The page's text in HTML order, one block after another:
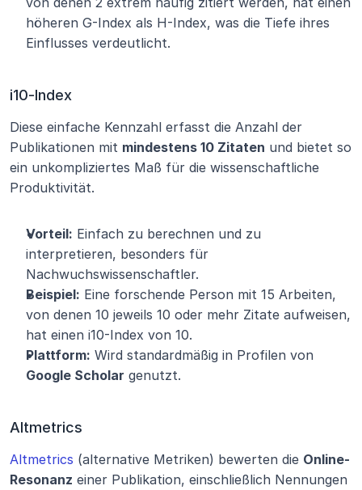
höheren G-Index als H-Index, was die Tiefe ihres
Einflusses verdeutlicht.
i10-Index
Diese einfache Kennzahl erfasst die Anzahl der
Publikationen mit mindestens 10 Zitaten und bietet so
ein unkompliziertes Maß für die wissenschaftliche
Produktivität.
Vorteil: Einfach zu berechnen und zu
interpretieren, besonders für
Nachwuchswissenschaftler.
Beispiel: Eine forschende Person mit 15 Arbeiten,
von denen 10 jeweils 10 oder mehr Zitate aufweisen,
hat einen i10-Index von 10.
Plattform:
Google Scholar genutzt.
Altmetrics
Altmetrics (alternative Metriken) bewerten die Online-
Resonanz einer Publikation, einschließlich Nennungen